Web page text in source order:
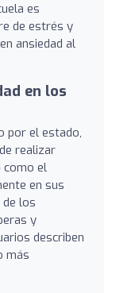
es
de estrés y
ansiedad al
en los
por el estado,
realizar
como el
en sus
de los
y
describen
más